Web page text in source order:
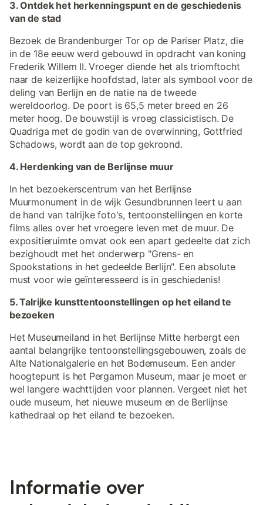
3. Ontdek het herkenningspunt en de geschiedenis
van de stad
Bezoek de Brandenburger Tor op de Pariser Platz, die
in de 18e eeuw werd gebouwd in opdracht van koning
Frederik Willem II. Vroeger diende het als triomftocht
naar de keizerlijke hoofdstad, later als symbool voor de
deling van Berlijn en de natie na de tweede
wereldoorlog. De poort is 65,5 meter breed en 26
meter hoog. De bouwstijl is vroeg classicistisch. De
Quadriga met de godin van de overwinning, Gottfried
Schadows, wordt aan de top gekroond.
4. Herdenking van de Berlijnse muur
In het bezoekerscentrum van het Berlijnse
Muurmonument in de wijk Gesundbrunnen leert u aan
de hand van talrijke foto's, tentoonstellingen en korte
films alles over het vroegere leven met de muur. De
expositieruimte omvat ook een apart gedeelte dat zich
bezighoudt met het onderwerp "Grens- en
Spookstations in het gedeelde Berlijn". Een absolute
must voor wie geïnteresseerd is in geschiedenis!
5. Talrijke kunsttentoonstellingen op het eiland te
bezoeken
Het Museumeiland in het Berlijnse Mitte herbergt een
aantal belangrijke tentoonstellingsgebouwen, zoals de
Alte Nationalgalerie en het Bodemuseum. Een ander
hoogtepunt is het Pergamon Museum, maar je moet er
wel langere wachttijden voor plannen. Vergeet niet het
oude museum, het nieuwe museum en de Berlijnse
kathedraal op het eiland te bezoeken.
Informatie over